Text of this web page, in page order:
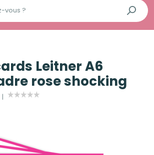
Leitner A6
rose shocking